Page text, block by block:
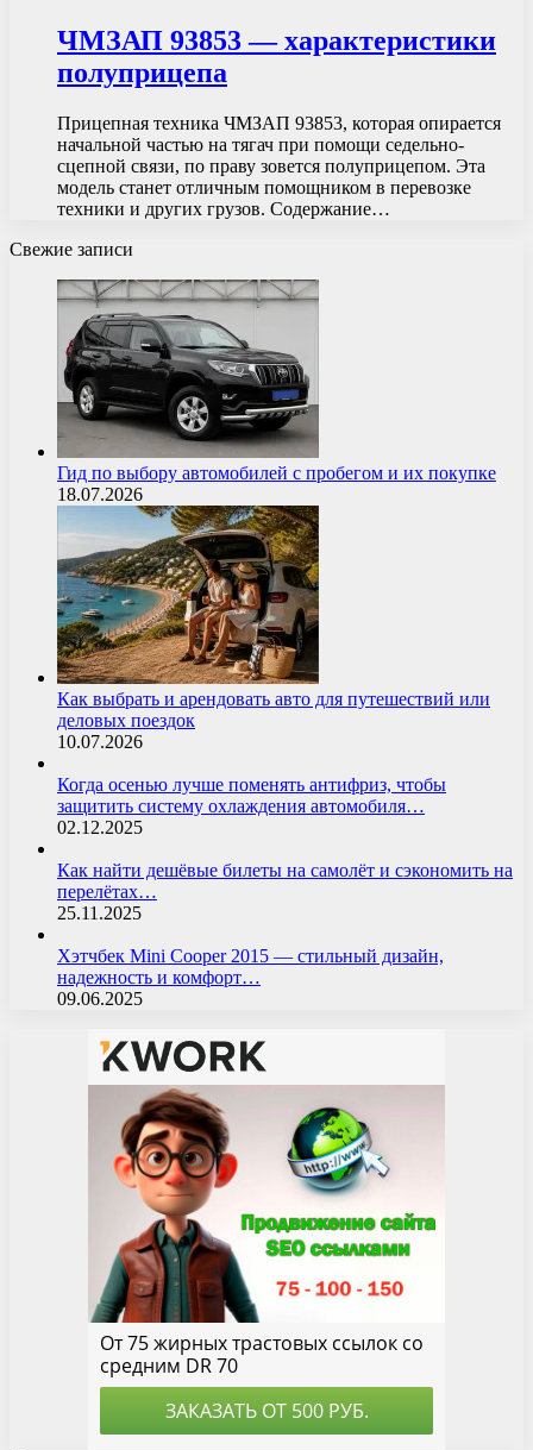
ЧМЗАП 93853 — характеристики
полуприцепа
Прицепная техника ЧМЗАП 93853, которая опирается
начальной частью на тягач при помощи седельно-
сцепной связи, по праву зовется полуприцепом. Эта
модель станет отличным помощником в перевозке
техники и других грузов. Содержание…
Свежие записи
Гид по выбору автомобилей с пробегом и их покупке
18.07.2026
Как выбрать и арендовать авто для путешествий или
деловых поездок
10.07.2026
Когда осенью лучше поменять антифриз, чтобы
защитить систему охлаждения автомобиля…
02.12.2025
Как найти дешёвые билеты на самолёт и сэкономить на
перелётах…
25.11.2025
Хэтчбек Mini Cooper 2015 — стильный дизайн,
надежность и комфорт…
09.06.2025